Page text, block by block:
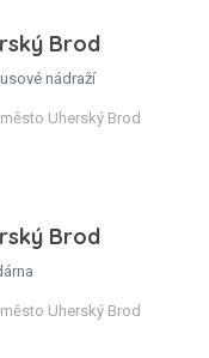
Brod
nádraží
město Uherský Brod
Brod
město Uherský Brod